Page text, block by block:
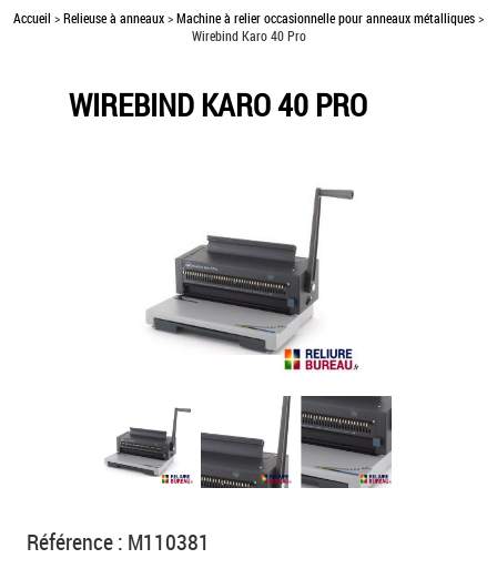
Accueil >Relieuse à anneaux>Machine à relier occasionnelle pour anneaux métalliques>
Wirebind Karo 40 Pro
WIREBIND KARO 40 PRO
Référence : M110381